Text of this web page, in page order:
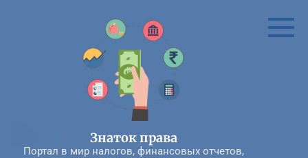
Знаток права
Портал в мир налогов, финансовых отчетов,